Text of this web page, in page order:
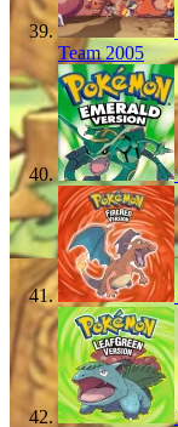
Team2005